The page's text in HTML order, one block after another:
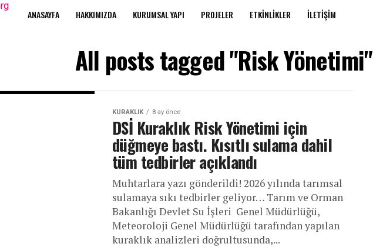
ANASAYFA HAKKIMIZDA KURUMSAL YAPI PROJELER ETKINLIKLER İLETIŞIM
All posts tagged "Risk Yönetimi"
KURAKLIK 8 ay önce
DSİ Kuraklık Risk Yönetimi için
düğmeye bastı. Kısıtlı sulama dahil
tüm tedbirler açıklandı
Muhtarlara yazı gönderildi! 2026 yılında tarımsal
sulamaya sıkı tedbirler geliyor… Tarım ve Orman
Bakanlığı Devlet Su İşleri Genel Müdürlüğü,
Meteoroloji Genel Müdürlüğü tarafından yapılan
kuraklık analizleri doğrultusunda,...